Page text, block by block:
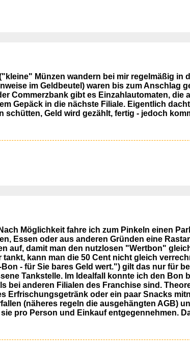
Münzen wandern bei mir regelmäßig in
im Geldbeutel) waren bis zum Anschlag
Commerzbank gibt es Einzahlautomaten, die
Gepäck in die nächste Filiale. Eigentlich
schütten, Geld wird gezählt, fertig - jedoch
Möglichkeit fahre ich zum Pinkeln einen
Essen oder aus anderen Gründen eine
auf, damit man den nutzlosen "Wertbon"
kann man die 50 Cent nicht gleich
Bon - für Sie bares Geld wert.") gilt das nur für
Tankstelle. Im Idealfall konnte ich den Bon
bei anderen Filialen des Franchise sind.
Erfrischungsgetränk oder ein paar Snacks
(näheres regeln die ausgehängten AGB)
pro Person und Einkauf entgegennehmen.